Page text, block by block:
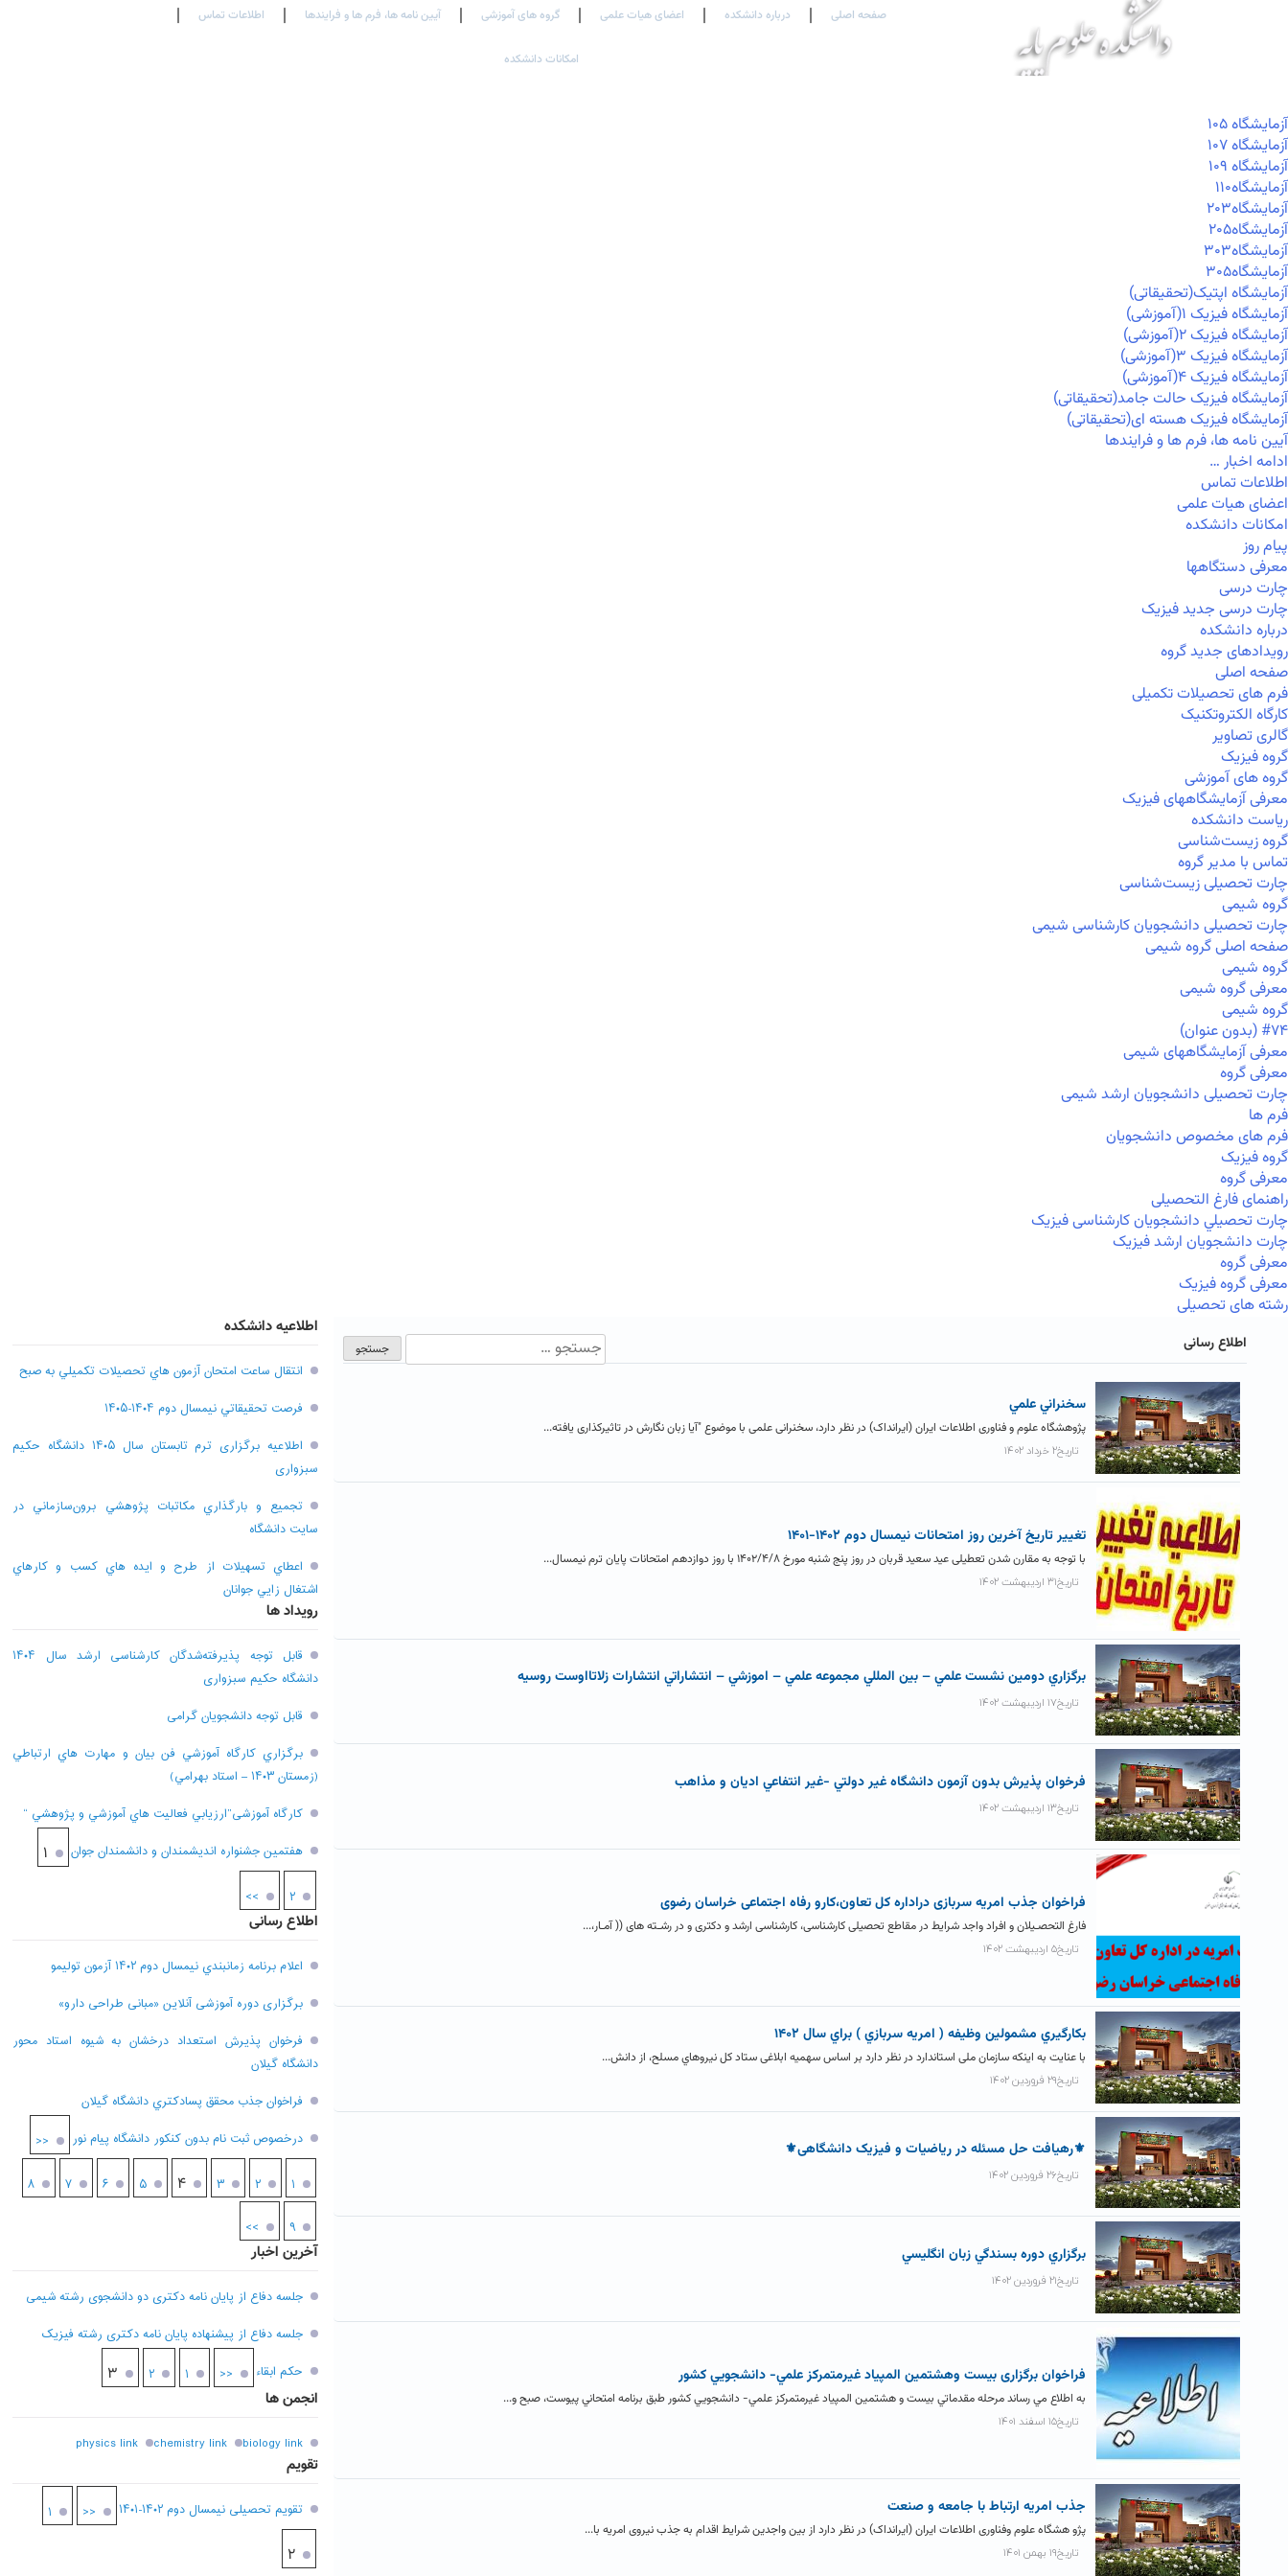
صفحه اصلی درباره دانشکده اعضای هیات علمی گروه های آموزشی آیین نامه ها، فرم ها و فرایندها اطلاعات تماس
امکانات دانشکده
آزمايشگاه ۱۰۵
آزمايشگاه ۱۰۷
آزمايشگاه ۱۰۹
آزمايشگاه۱۱۰
آزمايشگاه۲۰۳
آزمايشگاه۲۰۵
آزمايشگاه۳۰۳
آزمايشگاه۳۰۵
آزمایشگاه اپتیک(تحقیقاتی)
آزمایشگاه فیزیک ۱(آموزشی)
آزمایشگاه فیزیک ۲(آموزشی)
آزمایشگاه فیزیک ۳(آموزشی)
آزمایشگاه فیزیک ۴(آموزشی)
آزمایشگاه فیزیک حالت جامد(تحقیقاتی)
آزمایشگاه فیزیک هسته ای(تحقیقاتی)
آیین نامه ها، فرم ها و فرایندها
ادامه اخبار …
اطلاعات تماس
اعضای هیات علمی
امکانات دانشکده
پیام روز
معرفی دستگاهها
چارت درسی
چارت درسی جدید فیزیک
درباره دانشکده
رویدادهای جدید گروه
صفحه اصلی
فرم های تحصیلات تکمیلی
کارگاه الکتروتکنیک
گالری تصاویر
گروه فیزیک
گروه های آموزشی
معرفی آزمایشگاههای فیزیک
ریاست دانشکده
گروه زیست‌شناسی
تماس با مدیر گروه
چارت تحصیلی زیست‌شناسی
گروه شیمی
چارت تحصیلی دانشجویان کارشناسی شیمی
صفحه اصلی گروه شیمی
گروه شیمی
معرفی گروه شیمی
گروه شیمی
#۷۴ (بدون عنوان)
معرفی آزمایشگاههای شیمی
معرفی گروه
چارت تحصیلی دانشجویان ارشد شیمی
فرم ها
فرم های مخصوص دانشجویان
گروه فیزیک
معرفی گروه
راهنمای فارغ التحصیلی
چارت تحصيلي دانشجویان کارشناسی فیزیک
چارت دانشجویان ارشد فیزیک
معرفی گروه
معرفی گروه فیزیک
رشته های تحصیلی
اطلاع رسانی
سخنراني علمي
پژوهشگاه علوم و فناوری اطلاعات ایران (ایرانداک) در نظر دارد، سخنرانی علمی با موضوع "آیا زبان نگارش در تاثیرکذاری یافته...
تاریخ۲ خرداد ۱۴۰۲
تغيير تاريخ آخرين روز امتحانات نيمسال دوم ۱۴۰۲-۱۴۰۱
با توجه به مقارن شدن تعطیلی عید سعید قربان در روز پنج شنبه مورخ ۱۴۰۲/۴/۸ با روز دوازدهم امتحانات پایان ترم نیمسال...
تاریخ۳۱ اردیبهشت ۱۴۰۲
برگزاري دومين نشست علمي – بين المللي مجموعه علمي – اموزشي – انتشاراتي انتشارات زلاتااوست روسيه
تاریخ۱۷ اردیبهشت ۱۴۰۲
فرخوان پذيرش بدون آزمون دانشگاه غير دولتي -غير انتفاعي اديان و مذاهب
تاریخ۱۳ اردیبهشت ۱۴۰۲
فراخوان جذب امریه سربازی دراداره کل تعاون،کارو رفاه اجتماعی خراسان رضوی
فارغ التحصـیلان و افراد واجد شرایط در مقاطع تحصیلی کارشناسی، کارشناسی ارشد و دکتری و در رشـته های (( آمـار،...
تاریخ۵ اردیبهشت ۱۴۰۲
بکارگيري مشمولين وظيفه ( امريه سربازي ) براي سال ۱۴۰۲
با عنایت به اینکه سازمان ملی استاندارد در نظر دارد بر اساس سهمیه ابلاغی ستاد کل نیروهاي مسلح، از دانش...
تاریخ۲۹ فروردین ۱۴۰۲
⚜رهیافت حل مسئله در ریاضیات و فیزیک دانشگاهی⚜
تاریخ۲۶ فروردین ۱۴۰۲
برگزاري دوره بسندگي زبان انگليسي
تاریخ۲۱ فروردین ۱۴۰۲
فراخوان برگزاری بيست وهشتمين المپياد غيرمتمركز علمي- دانشجويي كشور
به اطلاع مي رساند مرحله مقدماتي بيست و هشتمين المپياد غيرمتمركز علمي- دانشجويي كشور طبق برنامه امتحاني پيوست، صبح و...
تاریخ۱۵ اسفند ۱۴۰۱
جذب امریه ارتباط با جامعه و صنعت
پژو هشگاه علوم وفناوری اطلاعات ایران (ایرانداک) در نظر دارد از بین واجدین شرایط اقدام به جذب نیروی امریه با...
تاریخ۱۹ بهمن ۱۴۰۱
اطلاعیه دانشکده
انتقال ساعت امتحان آزمون هاي تحصيلات تکميلي به صبح
فرصت تحقيقاتي نیمسال دوم ۱۴۰۴-۱۴۰۵
اطلاعیه برگزاری ترم تابستان سال ۱۴۰۵ دانشگاه حکیم
سبزواری
تجميع و بارگذاري مکاتبات پژوهشي برون‌سازماني در
سايت دانشگاه
اعطاي تسهيلات از طرح و ايده هاي کسب و کارهاي
اشتغال زايي جوانان
رویداد ها
قابل توجه پذیرفته‌شدگان کارشناسی ارشد سال ۱۴۰۴
دانشگاه حکیم سبزواری
قابل توجه دانشجویان گرامی
برگزاري کارگاه آموزشي فن بيان و مهارت هاي ارتباطي
(زمستان ۱۴۰۳ – استاد بهرامي)
کارگاه آموزشی”ارزيابي فعاليت هاي آموزشي و پژوهشي “
هفتمين جشنواره انديشمندان و دانشمندان جوان
۱
۲ >>
اطلاع رسانی
اعلام برنامه زمانبندي نيمسال دوم ۱۴۰۲ آزمون توليمو
برگزاری دوره آموزشی آنلاین «مبانی طراحی دارو»
فرخوان پذيرش استعداد درخشان به شيوه استاد محور
دانشگاه گيلان
فراخوان جذب محقق پسادکتري دانشگاه گيلان
درخصوص ثبت نام بدون کنکور دانشگاه پیام نور
<<
۱ ۲ ۳ ۴ ۵ ۶ ۷ ۸
۹ >>
آخرین اخبار
جلسه دفاع از پایان نامه دکتری دو دانشجوی رشته شیمی
جلسه دفاع از پیشنهاده پایان نامه دکتری رشته فیزیک
حکم ابقاء
<< ۱ ۲ ۳
انجمن ها
biology link
chemistry link
physics link
تقویم
تقویم تحصیلی نیمسال دوم ۱۴۰۲-۱۴۰۱ << ۱
۲